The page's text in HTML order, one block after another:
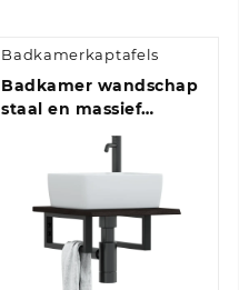
Badkamerkaptafels
Badkamer wandschap
staal en massief